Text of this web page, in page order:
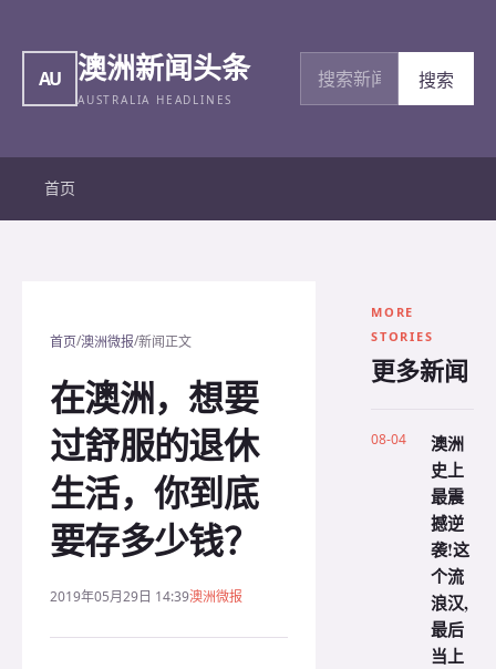
AU 澳洲新闻头条
AUSTRALIA HEADLINES
搜索新闻
搜索
首页
首页/澳洲微报/新闻正文
在澳洲，想要
过舒服的退休
生活，你到底
要存多少钱？
2019年05月29日 14:39澳洲微报
MORE
STORIES
更多新闻
08-04
澳洲
史上
最震
撼逆
袭!这
个流
浪汉,
最后
当上